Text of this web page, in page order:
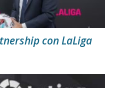
con LaLiga